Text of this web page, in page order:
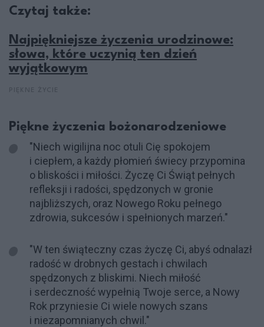
Czytaj także:
Najpiękniejsze życzenia urodzinowe:
słowa, które uczynią ten dzień
wyjątkowym
Piękne życzenia bożonarodzeniowe
"Niech wigilijna noc otuli Cię spokojem
i ciepłem, a każdy płomień świecy przypomina
o bliskości i miłości. Życzę Ci Świąt pełnych
refleksji i radości, spędzonych w gronie
najbliższych, oraz Nowego Roku pełnego
zdrowia, sukcesów i spełnionych marzeń."
"W ten świąteczny czas życzę Ci, abyś odnalazł
radość w drobnych gestach i chwilach
spędzonych z bliskimi. Niech miłość
i serdeczność wypełnią Twoje serce, a Nowy
Rok przyniesie Ci wiele nowych szans
i niezapomnianych chwil."